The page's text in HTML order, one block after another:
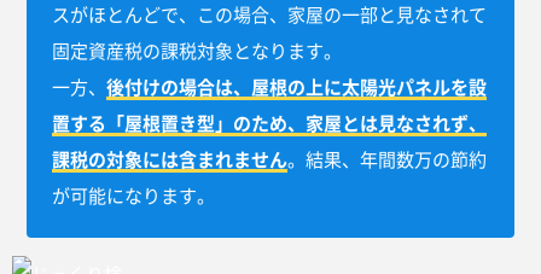
スがほとんどで、この場合、家屋の一部と見なされて
固定資産税の課税対象となります。
一方、 後付けの場合は、屋根の上に太陽光パネルを設
置する「屋根置き型」のため、家屋とは見なされず、
課税の対象には含まれません。結果、年間数万の節約
が可能になります。